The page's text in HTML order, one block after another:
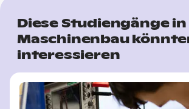
Diese Studiengänge in
Maschinenbau
interessieren